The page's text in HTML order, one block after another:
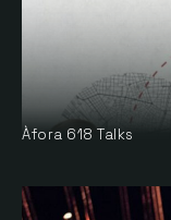
Àfora 618 Talks